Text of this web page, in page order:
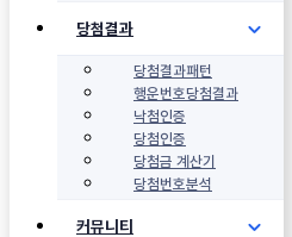
당첨결과
당첨결과패턴
행운번호당첨결과
낙첨인증
당첨인증
당첨금 계산기
당첨번호분석
커뮤니티